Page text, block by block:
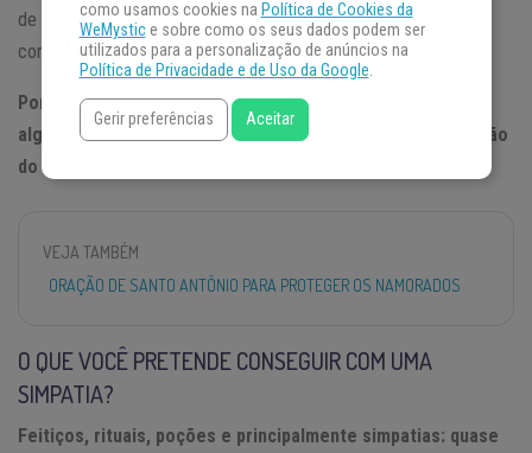
de
simpatias para o amor,rituaiseorações, alterando, criando e
condicionando caminhos.
Portanto, se você sofre pela presença ou ausência de
alguém para amar, adotar uma simpatia como demonstração
do seu desejo pode ser a solução que procura.
VEJA TAMBÉM
ORAÇÃO DE SANTO ANTÔNIO PARA PROTEGER OS NAMORADOS
O QUE VOCÊ PRETENDE CONSEGUIR COM UMA
SIMPATIA?
Feitiços, rituais, poções e principalmente simpatias: quase
como usamos cookies na Política de Cookies da
WeMystice sobre como os seus dados podem ser
utilizados para a personalização de anúncios na
Política de Privacidade e de Uso da Google.
Gerir preferências Aceitar